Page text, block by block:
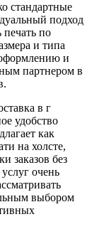
стандартные
подход
печать по
и типа
и
партнером в
в г
удобство
как
на холсте,
заказов без
очень
выбором